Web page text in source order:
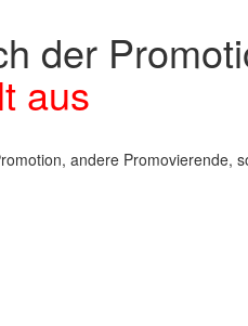
der
aus
andere Promovierende,